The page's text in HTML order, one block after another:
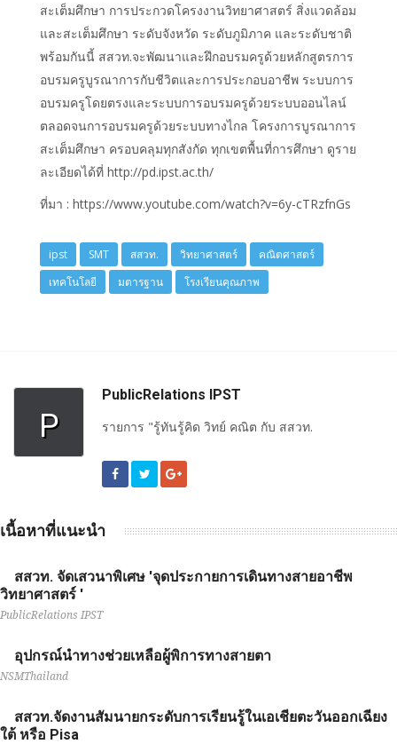
สะเต็มศึกษา การประกวดโครงงานวิทยาศาสตร์ สิ่งแวดล้อม
และสะเต็มศึกษา ระดับจังหวัด ระดับภูมิภาค และระดับชาติ
พร้อมกันนี้ สสวท.จะพัฒนาและฝึกอบรมครูด้วยหลักสูตรการ
อบรมครูบูรณาการกับชีวิตและการประกอบอาชีพ ระบบการ
อบรมครูโดยตรงและระบบการอบรมครูด้วยระบบออนไลน์
ตลอดจนการอบรมครูด้วยระบบทางไกล โครงการบูรณาการ
สะเต็มศึกษา ครอบคลุมทุกสังกัด ทุกเขตพื้นที่การศึกษา ดูราย
ละเอียดได้ที่ http://pd.ipst.ac.th/
ที่มา : https://www.youtube.com/watch?v=6y-cTRzfnGs
ipst SMT สสวท. วิทยาศาสตร์
คณิตศาสตร์
เทคโนโลยี
มตารฐาน โรงเรียนคุณภาพ
P
PublicRelations IPST
รายการ "รู้ทันรู้คิด วิทย์ คณิต กับ สสวท.
เนื้อหาที่แนะนำ
สสวท. จัดเสวนาพิเศษ 'จุดประกายการเดินทางสายอาชีพ
วิทยาศาสตร์ '
PublicRelations IPST
อุปกรณ์นำทางช่วยเหลือผู้พิการทางสายตา
NSMThailand
สสวท.จัดงานสัมนายกระดับการเรียนรู้ในเอเชียตะวันออกเฉียง
ใต้ หรือ Pisa